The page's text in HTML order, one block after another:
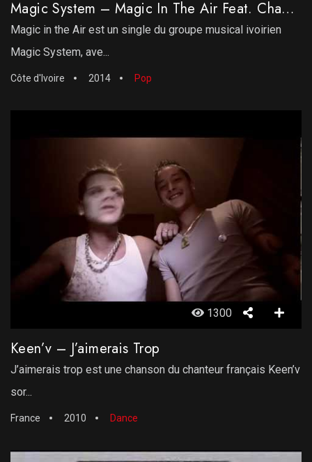
Magic System – Magic In The Air Feat. Chawki [Clip Officiel]
Magic in the Air est un single du groupe musical ivoirien
Magic System, ave...
Côte d'Ivoire 2014 Pop
1300
Keen’v – J’aimerais Trop
J’aimerais trop est une chanson du chanteur français Keen’v
sor...
France 2010 Dance